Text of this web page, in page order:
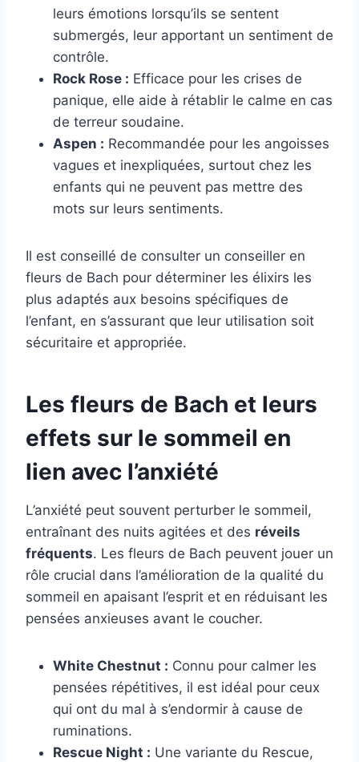
leurs émotions lorsqu’ils se sentent
submergés, leur apportant un sentiment de
contrôle.
Rock Rose : Efficace pour les crises de
panique, elle aide à rétablir le calme en cas
de terreur soudaine.
Aspen : Recommandée pour les angoisses
vagues et inexpliquées, surtout chez les
enfants qui ne peuvent pas mettre des
mots sur leurs sentiments.
Il est conseillé de consulter un conseiller en
fleurs de Bach pour déterminer les élixirs les
plus adaptés aux besoins spécifiques de
l’enfant, en s’assurant que leur utilisation soit
sécuritaire et appropriée.
Les fleurs de Bach et leurs
effets sur le sommeil en
lien avec l’anxiété
L’anxiété peut souvent perturber le sommeil,
entraînant des nuits agitées et des réveils
fréquents. Les fleurs de Bach peuvent jouer un
rôle crucial dans l’amélioration de la qualité du
sommeil en apaisant l’esprit et en réduisant les
pensées anxieuses avant le coucher.
White Chestnut : Connu pour calmer les
pensées répétitives, il est idéal pour ceux
qui ont du mal à s’endormir à cause de
ruminations.
Rescue Night : Une variante du Rescue,